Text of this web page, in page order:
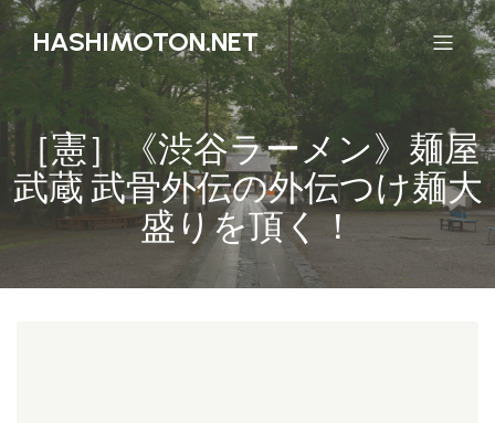
HASHIMOTON.NET
［憲］《渋谷ラーメン》麺屋
武蔵 武骨外伝の外伝つけ麺大
盛りを頂く！